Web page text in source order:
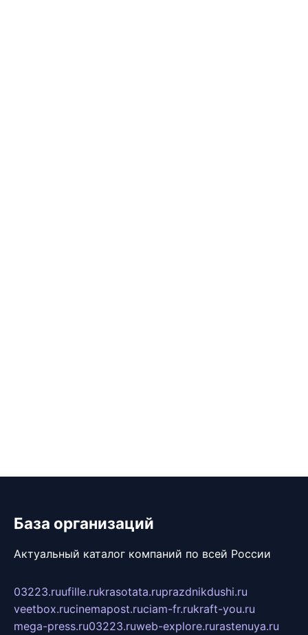
База организаций
Актуальный каталог компаний по всей России
03223.ruufille.rukrasotata.ruprazdnikdushi.ru
veetbox.rucinemapost.ruciam-fr.rukraft-you.ru
mega-press.ru03223.ruweb-explore.rurastenuya.ru